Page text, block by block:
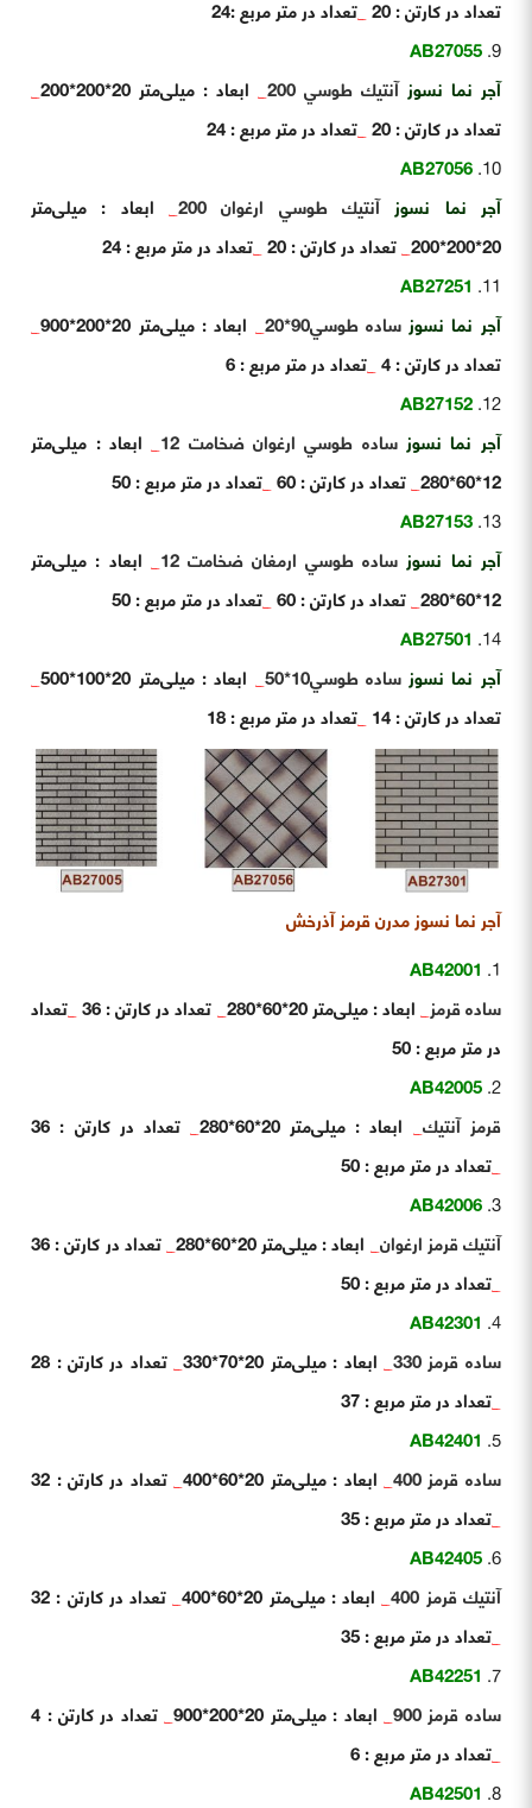
تعداد در کارتن : 20
_تعداد در متر مربع :24
AB27055
آجر نما نسوزآنتيك طوسي 200 _ابعاد : میلی‌متر 20*200*200
_
تعداد در کارتن : 20
_تعداد در متر مربع : 24
AB27056
آجر نما نسوزآنتيك طوسي ارغوان 200 _ابعاد : میلی‌متر
20*200*200
_تعداد در کارتن : 20 _تعداد در متر مربع : 24
AB27251
آجر نما نسوزساده طوسي90*20 _ ابعاد : میلی‌متر 20*200*900
_
تعداد در کارتن : 4 _تعداد در متر مربع : 6
AB27152
آجر نما نسوزساده طوسي ارغوان ضخامت 12 _ابعاد : میلی‌متر
12*60*280
_تعداد در کارتن : 60 _تعداد در متر مربع : 50
AB27153
آجر نما نسوز ساده طوسي ارمغان ضخامت 12 _ ابعاد : میلی‌متر
12*60*280
_تعداد در کارتن : 60 _تعداد در متر مربع : 50
AB27501
آجر نما نسوزساده طوسي10*50 _ ابعاد : میلی‌متر 20*100*500
_
تعداد در کارتن : 14
_تعداد در متر مربع : 18
آجر نما نسوز مدرن قرمز آذرخش
AB42001
ساده قرمز_ابعاد : میلی‌متر 20*60*280 _تعداد در کارتن : 36 _تعداد
در متر مربع : 50
AB42005
قرمز آنتيك_ ابعاد : میلی‌متر 20*60*280 _ تعداد در کارتن : 36
_تعداد در متر مربع : 50
AB42006
آنتيك قرمز ارغوان_ابعاد : میلی‌متر 20*60*280 _تعداد در کارتن : 36
_تعداد در متر مربع : 50
AB42301
ساده قرمز 330
_ابعاد : میلی‌متر 20*70*330 _تعداد در کارتن : 28
_تعداد در متر مربع : 37
AB42401
ساده قرمز 400
_ابعاد : میلی‌متر 20*60*400 _تعداد در کارتن : 32
_تعداد در متر مربع : 35
AB42405
آنتيك قرمز 400
_ابعاد : میلی‌متر 20*60*400 _تعداد در کارتن : 32
_تعداد در متر مربع : 35
AB42251
ساده قرمز 900
_ابعاد : میلی‌متر 20*200*900 _تعداد در کارتن : 4
_تعداد در متر مربع : 6
AB42501